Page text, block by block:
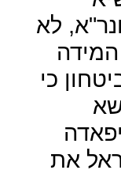
לא
כי
את